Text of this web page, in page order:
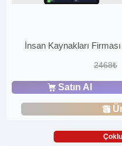
İnsan Kaynakları
2468₺
Satın Al